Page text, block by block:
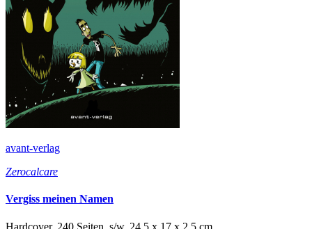
avant-verlag
Zerocalcare
Vergiss meinen Namen
Hardcover, 240 Seiten, s/w, 24,5 x 17 x 2,5 cm